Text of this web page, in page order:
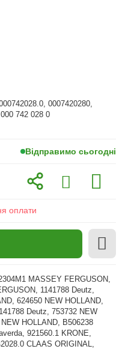
0007420280,
742 028 0
Відправимо сьогодні
оплати
MASSEY FERGUSON,
1141788 Deutz,
624650 NEW HOLLAND,
Deutz, 753732 NEW
HOLLAND, B506238
921560.1 KRONE,
CLAAS ORIGINAL,